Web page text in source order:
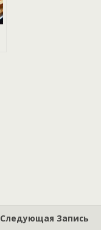
Следующая Запись